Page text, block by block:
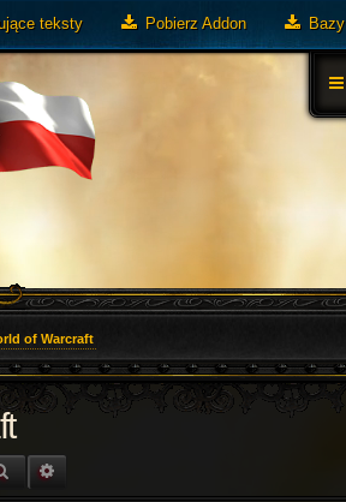
teksty Pobierz Addon Bazy
of Warcraft
SZUKAJ